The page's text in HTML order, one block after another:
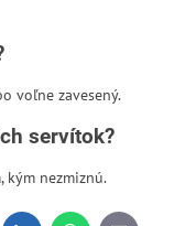
voľne zavesený.
servítok?
kým nezmiznú.